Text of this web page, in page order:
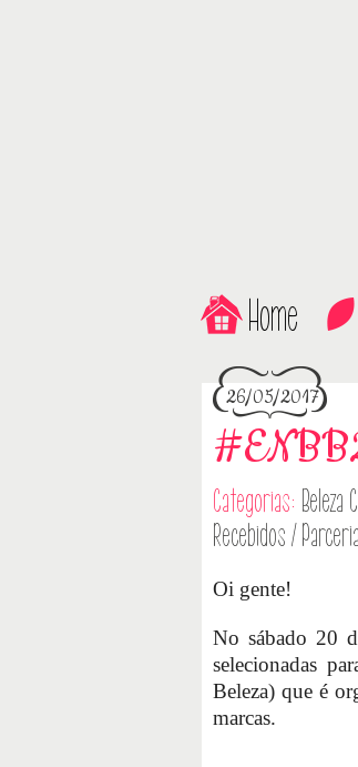
Home
26/05/2017
Categorias: Beleza
Recebidos /
Oi gente!
No sábado 20
selecionadas
Beleza) que é
marcas.